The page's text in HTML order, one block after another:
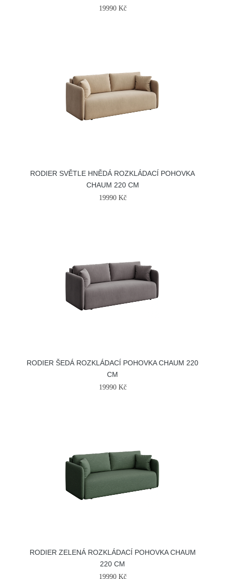
19990 Kč
RODIER SVĚTLE HNĚDÁ ROZKLÁDACÍ POHOVKA
CHAUM 220 CM
19990 Kč
RODIER ŠEDÁ ROZKLÁDACÍ POHOVKA CHAUM 220
CM
19990 Kč
RODIER ZELENÁ ROZKLÁDACÍ POHOVKA CHAUM
220 CM
19990 Kč